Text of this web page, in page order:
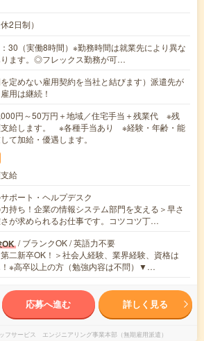
2日制）
30（実働8時間）※勤務時間は就業先により異な
ります。◎フレックス勤務が可…
定めない雇用契約を当社と結びます）派遣先が
用は継続！
円～50万円＋地域／住宅手当＋残業代 ※残
支給します。 ※各種手当あり ※経験・年齢・能
て加給・優遇します。
給
ポート・ヘルプデスク
持ち！企業の情報システム部門を支える＞早さ
が求められるお仕事です。コツコツ丁…
OK / ブランクOK / 英語力不要
二新卒OK！＞社会人経験、業界経験、資格は
※高卒以上の方（勉強内容は不問）▼…
応募へ進む 詳しく見る
フサービス エンジニアリング事業本部（無期雇用派遣）